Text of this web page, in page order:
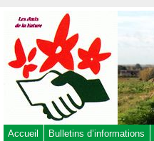
au
contenu
-
Aller
au
menu
-
Accueil Bulletins d’informations